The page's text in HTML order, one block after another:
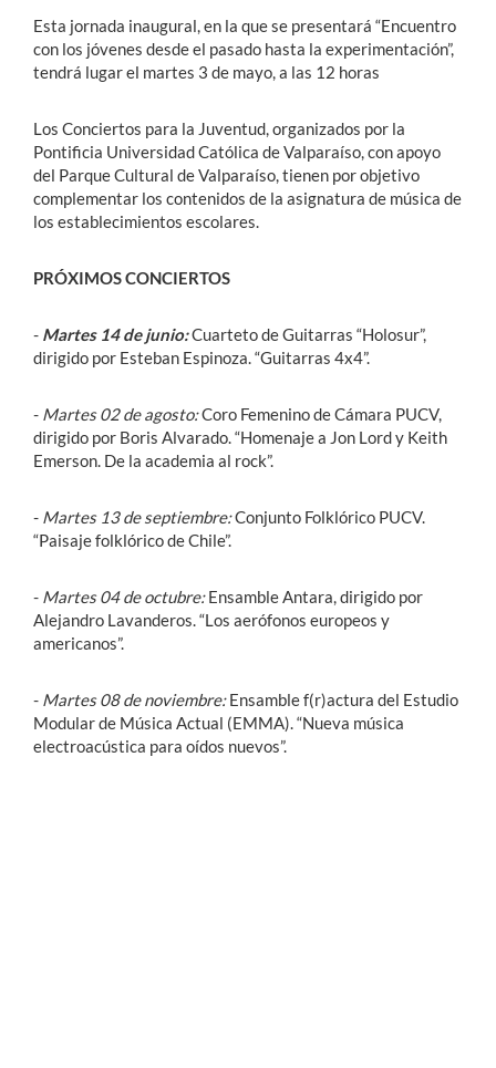
Esta jornada inaugural, en la que se presentará “Encuentro
con los jóvenes desde el pasado hasta la experimentación”,
tendrá lugar el martes 3 de mayo, a las 12 horas
Los Conciertos para la Juventud, organizados por la
Pontificia Universidad Católica de Valparaíso, con apoyo
del Parque Cultural de Valparaíso, tienen por objetivo
complementar los contenidos de la asignatura de música de
los establecimientos escolares.
PRÓXIMOS CONCIERTOS
- Martes 14 de junio:Cuarteto de Guitarras “Holosur”,
dirigido por Esteban Espinoza. “Guitarras 4x4”.
- Martes 02 de agosto:Coro Femenino de Cámara PUCV,
dirigido por Boris Alvarado. “Homenaje a Jon Lord y Keith
Emerson. De la academia al rock”.
- Martes 13 de septiembre:Conjunto Folklórico PUCV.
“Paisaje folklórico de Chile”.
- Martes 04 de octubre:Ensamble Antara, dirigido por
Alejandro Lavanderos. “Los aerófonos europeos y
americanos”.
- Martes 08 de noviembre:Ensamble f(r)actura del Estudio
Modular de Música Actual (EMMA). “Nueva música
electroacústica para oídos nuevos”.